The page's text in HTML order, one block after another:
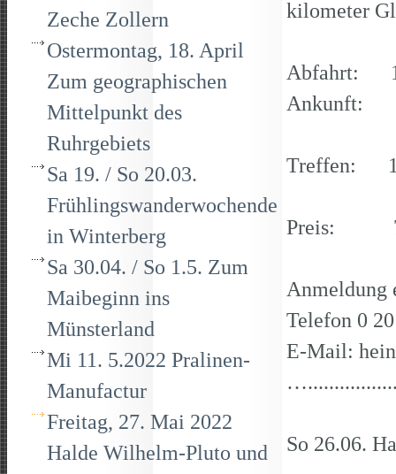
Zeche Zollern
Ostermontag, 18. April
Zum geographischen
Mittelpunkt des
Ruhrgebiets
Sa 19. / So 20.03.
Frühlingswanderwochende
in Winterberg
Sa 30.04. / So 1.5. Zum
Maibeginn ins
Münsterland
Mi 11. 5.2022 Pralinen-
Manufactur
Freitag, 27. Mai 2022
Halde Wilhelm-Pluto und
kilometer
Abfahrt:
Ankunft:
Treffen:
Preis:
Anmeldung
Telefon 0
E-Mail:
So 26.06.